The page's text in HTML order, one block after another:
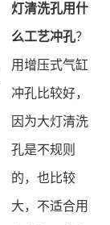
灯清洗孔用什
么工艺冲孔？
用增压式气缸
冲孔比较好，
因为大灯清洗
孔是不规则
的，也比较
大，不适合用